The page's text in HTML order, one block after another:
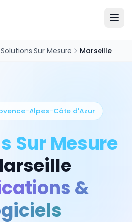
Solutions Sur Mesure Marseille
Alpes-Côte d'Azur
Sur Mesure
&